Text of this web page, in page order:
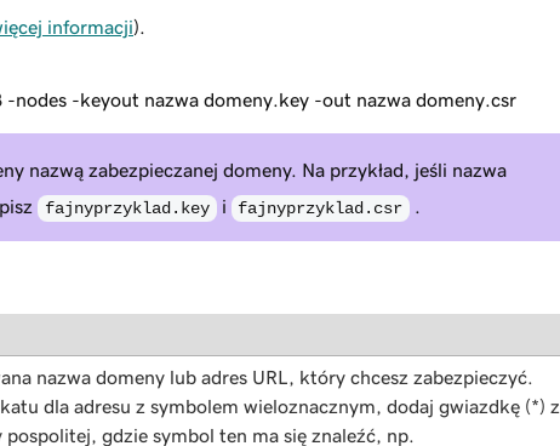
informacji).
-nodes -keyout nazwa domeny .key -out nazwa domeny .csr
nazwą zabezpieczanej domeny. Na przykład, jeśli nazwa
fajnyprzyklad.key i fajnyprzyklad.csr
nazwa domeny lub adres URL, który chcesz zabezpieczyć.
dla adresu z symbolem wieloznacznym, dodaj gwiazdkę (*) z
gdzie symbol ten ma się znaleźć, np.